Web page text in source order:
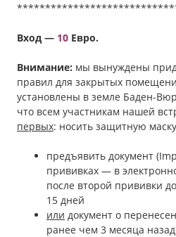
Вход — 10 Евро.
Внимание: мы вынуждены
правил для закрытых
установлены в земле Баден-
что всем участникам нашей
первых: носить защитную
предъявить документ
прививках — в
после второй прививки
15 дней
или документ о
ранее чем 3 месяца